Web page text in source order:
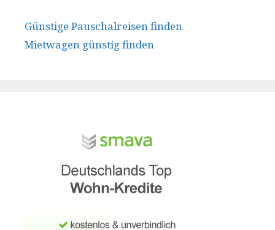
Günstige Pauschalreisen finden
Mietwagen günstig finden